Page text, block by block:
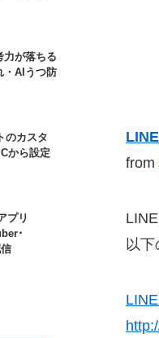
from
以
力が落ちる
・AIうつ防
のカスタ
から設定
プリ
･